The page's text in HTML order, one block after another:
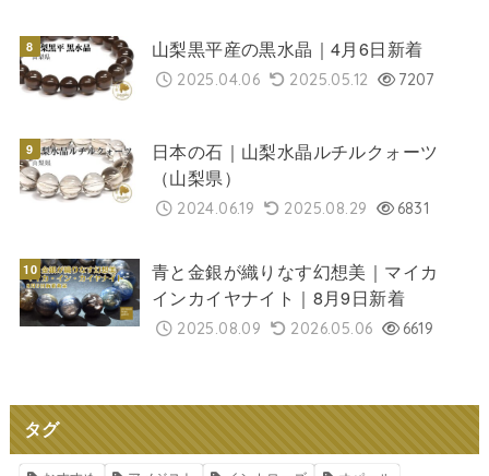
山梨黒平産の黒水晶｜4月6日新着
2025.04.06 2025.05.12 7207
日本の石｜山梨水晶ルチルクォーツ
（山梨県）
2024.06.19 2025.08.29 6831
青と金銀が織りなす幻想美｜マイカ
インカイヤナイト｜8月9日新着
2025.08.09 2026.05.06 6619
タグ